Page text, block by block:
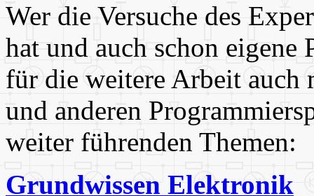
Wer die Versuche des
hat und auch schon
für die weitere Arbeit
und anderen
weiter führenden Themen:
Grundwissen Elektronik